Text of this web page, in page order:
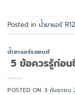
Posted in น้ำยาแอร์
น้ำยาแอร์รถยนต์
5 ข้อควรรู้ก่อ
POSTED ON 3 กันยายน